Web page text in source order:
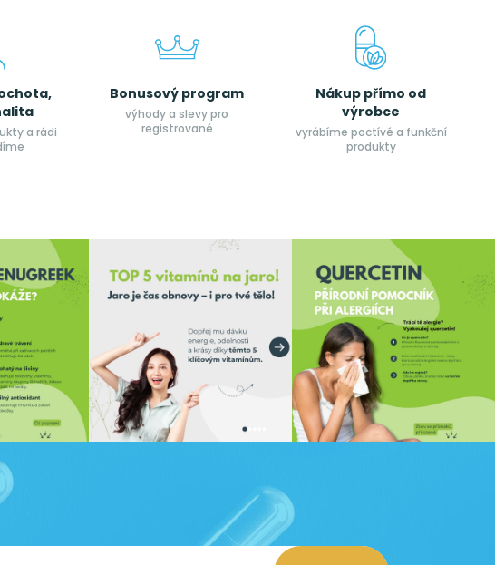
a rádi
Bonusový program
výhody a slevy pro
registrované
Nákup přímo od
výrobce
vyrábíme poctívé a funkční
produkty